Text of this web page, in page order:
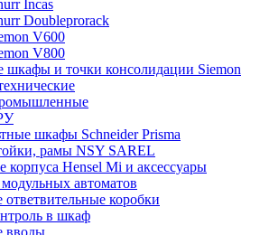
Incas
Doubleprorack
V600
V800
шкафы и точки консолидации Siemon
шкафы Schneider Prisma
рамы NSY SAREL
корпуса Hensel Mi и аксессуары
автоматов
коробки
в шкаф
вводы